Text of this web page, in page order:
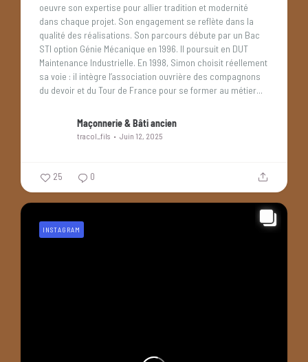
oeuvre son expertise pour allier tradition et modernité
dans chaque projet. Son engagement se reflète dans la
qualité des réalisations. Son parcours débute par un Bac
STI option Génie Mécanique en 1996. Il poursuit en DUT
Maintenance Industrielle. En 1998, Simon choisit réellement
sa voie : il intègre l’association ouvrière des compagnons
du devoir et du Tour de France pour se former au métier...
Maçonnerie & Bâti ancien
tracol_fils Juin 12, 2025
25 0
INSTAGRAM